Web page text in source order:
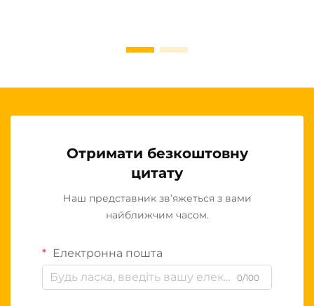
Отримати безкоштовну
цитату
Наш представник зв’яжеться з вами
найближчим часом.
Електронна пошта
0/100